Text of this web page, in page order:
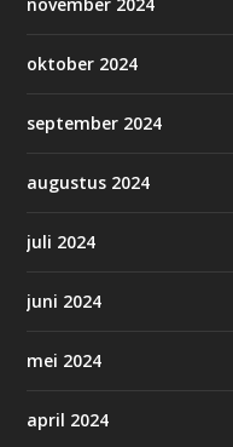
oktober 2024
september 2024
augustus 2024
juli 2024
juni 2024
mei 2024
april 2024